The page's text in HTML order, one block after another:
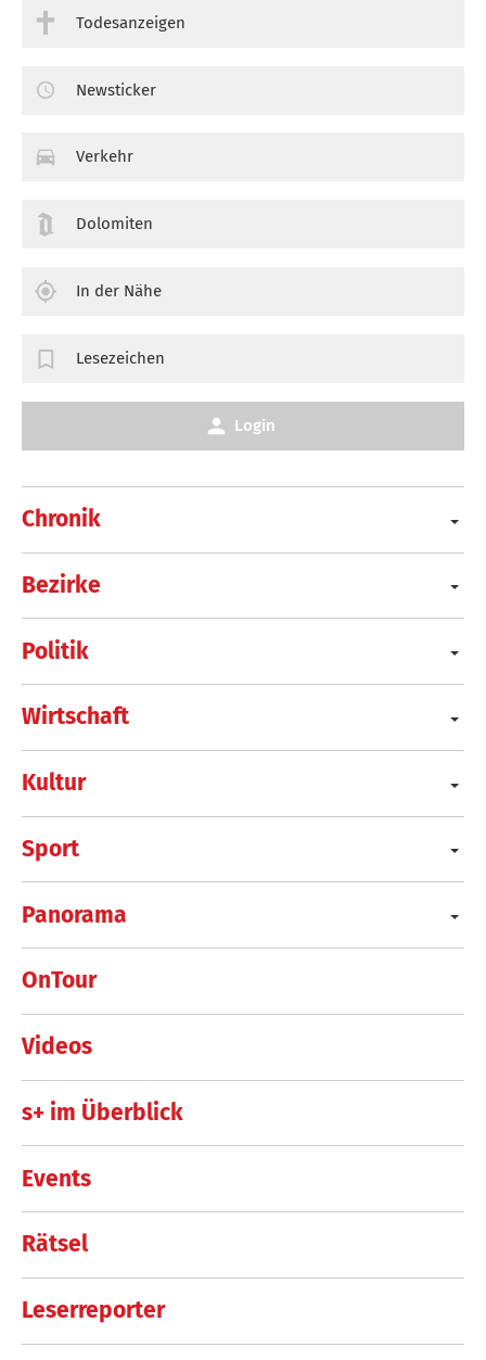
Chronik
Bezirke
Politik
Wirtschaft
Kultur
Sport
Panorama
OnTour
Videos
s+ im Überblick
Events
Rätsel
Leserreporter
Todesanzeigen
Newsticker
Verkehr
Dolomiten
In der Nähe
Lesezeichen
Login